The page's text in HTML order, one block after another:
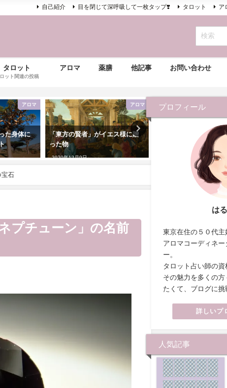
自己紹介 目を閉じて深呼吸して一枚タップ❣️ タロット ア
タロット
ット関連の投稿
アロマ 薬膳 他記事 お問い合わせ
アロマ
た身体に
アロマ
「東方の賢者」がイエス様に贈
った物
2020年12月9日
身も心も暖かくなるブ
2020年11月20日
宝石
プチューン」の名前
プロフィール
は
東京在住の５０代主
アロマコーディネ
ー。
タロット占い師の資
その魅力を多くの方
たくて、ブログに挑
詳しいプ
人気記事